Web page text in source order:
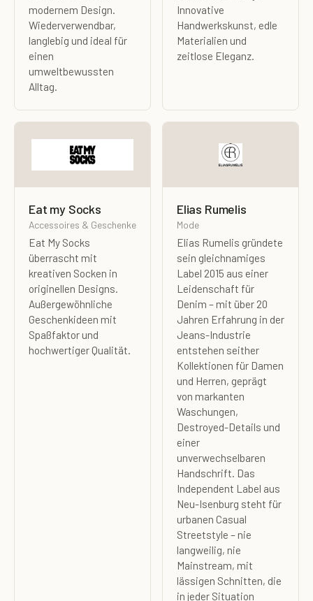
modernem Design.
Wiederverwendbar,
langlebig und ideal für
einen
umweltbewussten
Alltag.
Innovative
Handwerkskunst, edle
Materialien und
zeitlose Eleganz.
Eat my Socks
Accessoires & Geschenke
Eat My Socks
überrascht mit
kreativen Socken in
originellen Designs.
Außergewöhnliche
Geschenkideen mit
Spaßfaktor und
hochwertiger Qualität.
Elias Rumelis
Mode
Elias Rumelis gründete
sein gleichnamiges
Label 2015 aus einer
Leidenschaft für
Denim – mit über 20
Jahren Erfahrung in der
Jeans-Industrie
entstehen seither
Kollektionen für Damen
und Herren, geprägt
von markanten
Waschungen,
Destroyed-Details und
einer
unverwechselbaren
Handschrift. Das
Independent Label aus
Neu-Isenburg steht für
urbanen Casual
Streetstyle – nie
langweilig, nie
Mainstream, mit
lässigen Schnitten, die
in jeder Situation